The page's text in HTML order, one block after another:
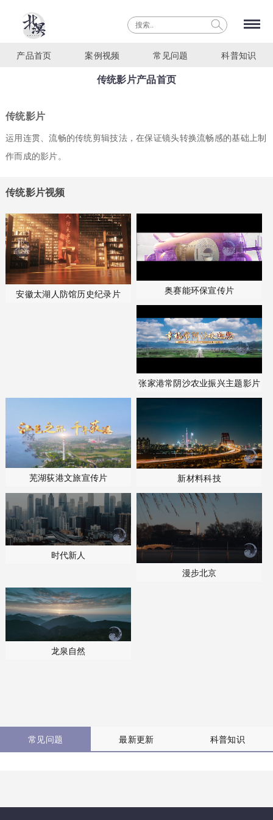
产品首页 案例视频 常见问题 科普知识
传统影片产品首页
传统影片
运用连贯、流畅的传统剪辑技法，在保证镜头转换流畅感的基础上制
作而成的影片。
传统影片视频
安徽太湖人防馆历史纪录片 奥赛能环保宣传片
张家港常阴沙农业振兴主题影片
芜湖荻港文旅宣传片 新材料科技
时代新人
漫步北京
龙泉自然
常见问题 最新更新 科普知识